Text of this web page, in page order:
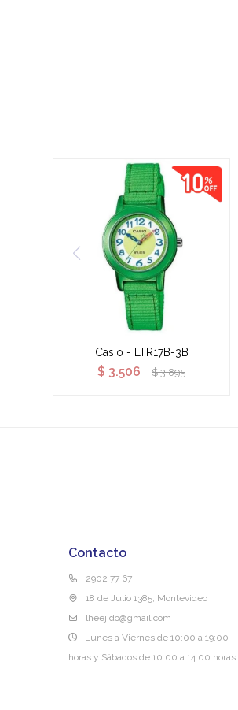
Casio - LTR17B-3B
$ 3.506 $ 3.895
Contacto
2902 77 67
18 de Julio 1385, Montevideo
lheejido@gmail.com
Lunes a Viernes de 10:00 a 19:00
horas y Sábados de 10:00 a 14:00 horas